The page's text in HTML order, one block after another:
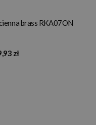
brass RKA07ON
zł